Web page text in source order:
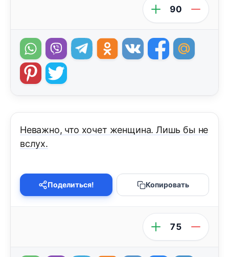
90
Неважно, что хочет женщина. Лишь бы не
вслух.
Поделиться! Копировать
75